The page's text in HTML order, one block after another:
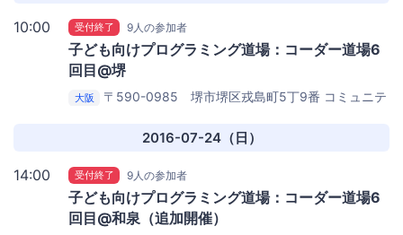
10:00 受付終了 9人の参加者
子ども向けプログラミング道場：コーダー道場6
回目@堺
大阪 〒590-0985 堺市堺区戎島町5丁9番 コミュニテ
2016-07-24（日）
14:00 受付終了 9人の参加者
子ども向けプログラミング道場：コーダー道場6
回目@和泉（追加開催）